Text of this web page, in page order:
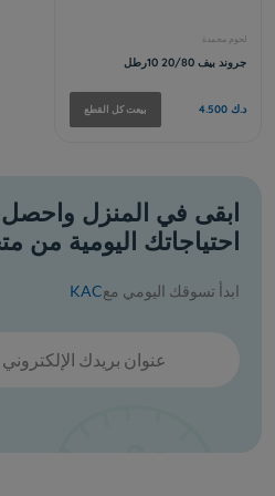
د.ك 4.200
ابقى في المنزل
احتياجاتك اليومية من
ابدأ تسوقك اليومي معKAC